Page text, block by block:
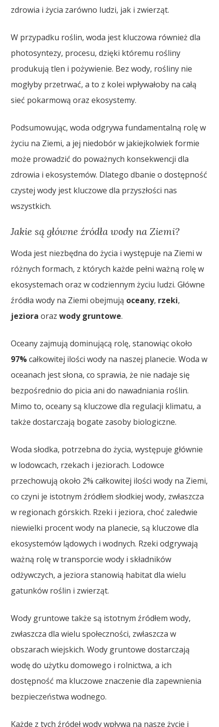
zdrowia i życia zarówno ludzi, jak i zwierząt.
W przypadku roślin, woda jest kluczowa również dla
photosyntezy, procesu, dzięki któremu rośliny
produkują tlen i pożywienie. Bez wody, rośliny nie
mogłyby przetrwać, a to z kolei wpływałoby na całą
sieć pokarmową oraz ekosystemy.
Podsumowując, woda odgrywa fundamentalną rolę w
życiu na Ziemi, a jej niedobór w jakiejkolwiek formie
może prowadzić do poważnych konsekwencji dla
zdrowia i ekosystemów. Dlatego dbanie o dostępność
czystej wody jest kluczowe dla przyszłości nas
wszystkich.
Jakie są główne źródła wody na Ziemi?
Woda jest niezbędna do życia i występuje na Ziemi w
różnych formach, z których każde pełni ważną rolę w
ekosystemach oraz w codziennym życiu ludzi. Główne
źródła wody na Ziemi obejmują oceany, rzeki,
jeziora orazwody gruntowe.
Oceany zajmują dominującą rolę, stanowiąc około
97%całkowitej ilości wody na naszej planecie. Woda w
oceanach jest słona, co sprawia, że nie nadaje się
bezpośrednio do picia ani do nawadniania roślin.
Mimo to, oceany są kluczowe dla regulacji klimatu, a
także dostarczają bogate zasoby biologiczne.
Woda słodka, potrzebna do życia, występuje głównie
w lodowcach, rzekach i jeziorach. Lodowce
przechowują około 2% całkowitej ilości wody na Ziemi,
co czyni je istotnym źródłem słodkiej wody, zwłaszcza
w regionach górskich. Rzeki i jeziora, choć zaledwie
niewielki procent wody na planecie, są kluczowe dla
ekosystemów lądowych i wodnych. Rzeki odgrywają
ważną rolę w transporcie wody i składników
odżywczych, a jeziora stanowią habitat dla wielu
gatunków roślin i zwierząt.
Wody gruntowe także są istotnym źródłem wody,
zwłaszcza dla wielu społeczności, zwłaszcza w
obszarach wiejskich. Wody gruntowe dostarczają
wodę do użytku domowego i rolnictwa, a ich
dostępność ma kluczowe znaczenie dla zapewnienia
bezpieczeństwa wodnego.
Każde z tych źródeł wody wpływa na nasze życie i